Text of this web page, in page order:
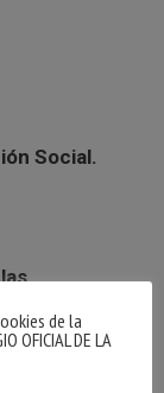
Social.
de la
OFICIAL DE LA